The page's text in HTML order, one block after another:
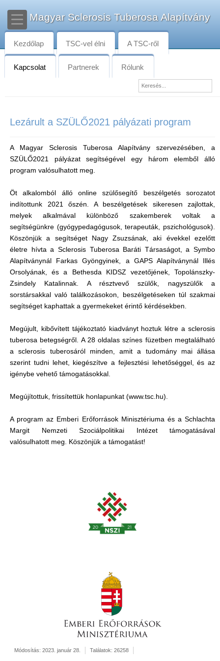
Magyar Sclerosis Tuberosa Alapítvány
Kezdőlap TSC-vel élni A TSC-ről
Kapcsolat Partnerek Rólunk
Lezárult a SZÜLŐ2021 pályázati program
A Magyar Sclerosis Tuberosa Alapítvány szervezésében, a
SZÜLŐ2021 pályázat segítségével egy három elemből álló
program valósulhatott meg.
Öt alkalomból álló online szülősegítő beszélgetés sorozatot
indítottunk 2021 őszén. A beszélgetések sikeresen zajlottak,
melyek alkalmával különböző szakemberek voltak a
segítségünkre (gyógypedagógusok, terapeuták, pszichológusok).
Köszönjük a segítséget Nagy Zsuzsának, aki évekkel ezelőtt
életre hívta a Sclerosis Tuberosa Baráti Társaságot, a Symbo
Alapítványnál Farkas Gyöngyinek, a GAPS Alapítványnál Illés
Orsolyának, és a Bethesda KIDSZ vezetőjének, Topolánszky-
Zsindely Katalinnak. A résztvevő szülők, nagyszülők a
sorstársakkal való találkozásokon, beszélgetéseken túl szakmai
segítséget kaphattak a gyermekeket érintő kérdésekben.
Megújult, kibővített tájékoztató kiadványt hoztuk létre a sclerosis
tuberosa betegségről. A 28 oldalas színes füzetben megtalálható
a sclerosis tuberosáról minden, amit a tudomány mai állása
szerint tudni lehet, kiegészítve a fejlesztési lehetőséggel, és az
igénybe vehető támogatásokkal.
Megújítottuk, frissítettük honlapunkat (www.tsc.hu).
A program az Emberi Erőforrások Minisztériuma és a Schlachta
Margit Nemzeti Szociálpolitikai Intézet támogatásával
valósulhatott meg. Köszönjük a támogatást!
Módosítás: 2023. január 28. Találatok: 26258